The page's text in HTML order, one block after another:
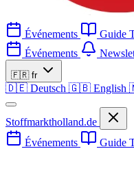
Événements Guide
Événements
🇫🇷 fr
🇩🇪 Deutsch 🇬🇧 English
Stoffmarktholland.de
Événements
Guide